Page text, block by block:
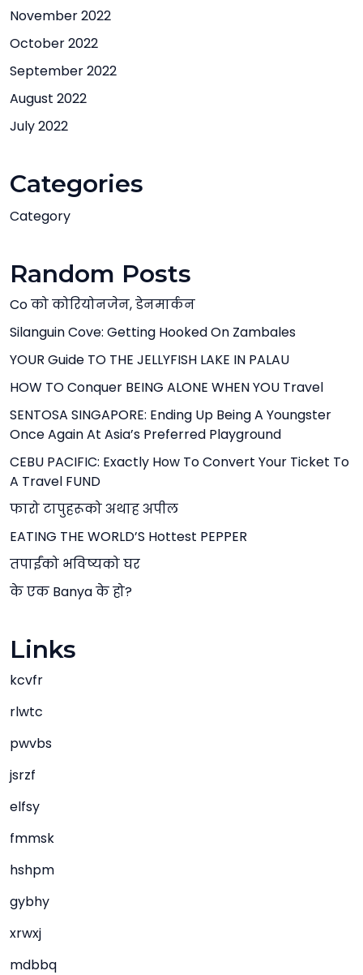
November 2022
October 2022
September 2022
August 2022
July 2022
Categories
Category
Random Posts
Co को कोरियोनजेन, डेनमार्कन
Silanguin Cove: Getting Hooked On Zambales
YOUR Guide TO THE JELLYFISH LAKE IN PALAU
HOW TO Conquer BEING ALONE WHEN YOU Travel
SENTOSA SINGAPORE: Ending Up Being A Youngster
Once Again At Asia’s Preferred Playground
CEBU PACIFIC: Exactly How To Convert Your Ticket To
A Travel FUND
फारो टापुहरूको अथाह अपील
EATING THE WORLD’S Hottest PEPPER
तपाईंको भविष्यको घर
के एक Banya के हो?
Links
kcvfr
rlwtc
pwvbs
jsrzf
elfsy
fmmsk
hshpm
gybhy
xrwxj
mdbbq